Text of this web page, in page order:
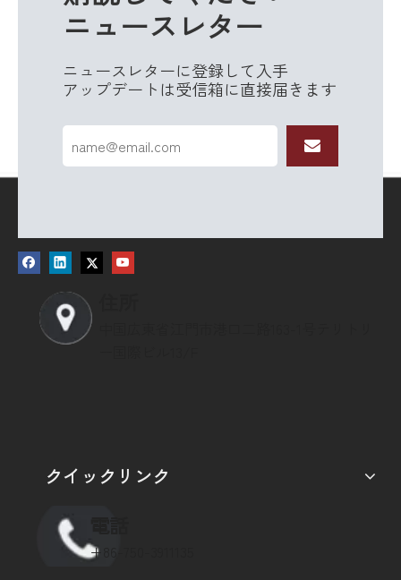
ニュースレター
ニュースレターに登録して入手
アップデートは受信箱に直接届きます
クイックリンク
+86-750-3911135